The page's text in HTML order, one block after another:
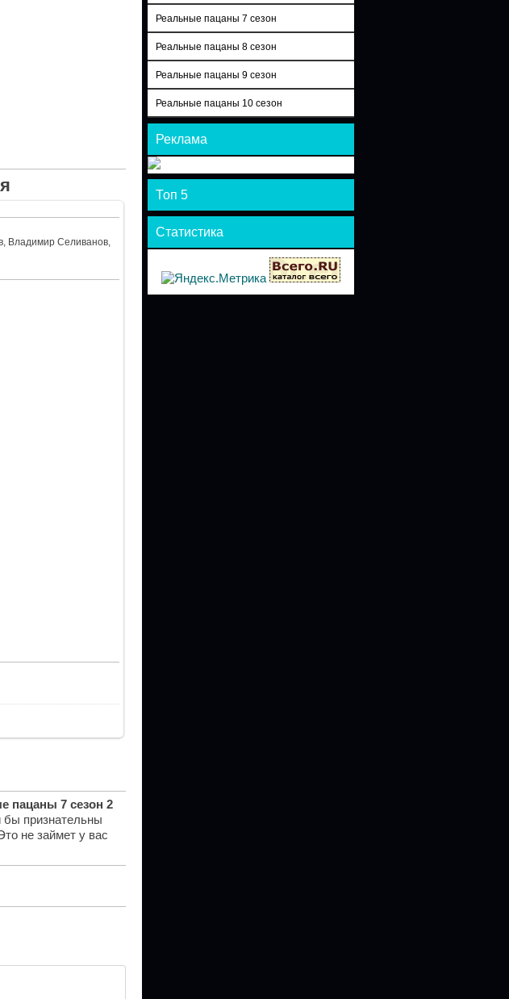
Владимир Селиванов,
пацаны 7 сезон 2
бы признательны
не займет у вас
Реальные пацаны 7 сезон
Реальные пацаны 8 сезон
Реальные пацаны 9 сезон
Реальные пацаны 10 сезон
Реклама
Топ 5
Статистика